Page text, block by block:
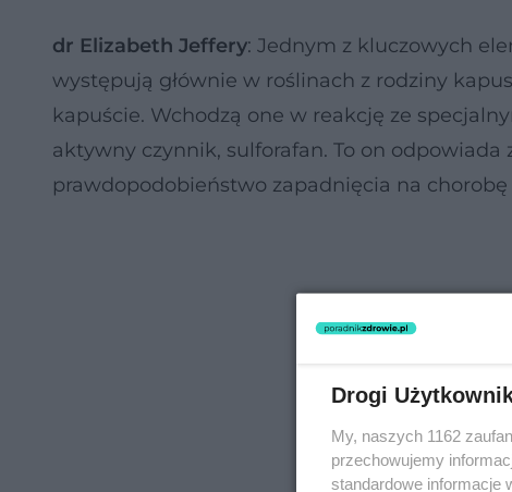
dr Elizabeth Jeffery: Jednym z kluczowych
występują głównie w roślinach z rodziny
kapuście. Wchodzą one w reakcję ze
aktywny czynnik, sulforafan. To on odpowiada
prawdopodobieństwo zapadnięcia na
Drogi
My, naszych 1162
przechowujemy
standardowe informacje